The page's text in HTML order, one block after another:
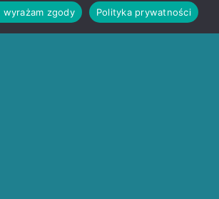
wyrażam zgody Polityka prywatności